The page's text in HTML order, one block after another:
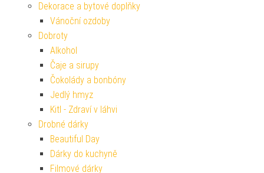
Dekorace a bytové doplňky
Vánoční ozdoby
Dobroty
Alkohol
Čaje a sirupy
Čokolády a bonbóny
Jedlý hmyz
Kitl - Zdraví v láhvi
Drobné dárky
Beautiful Day
Dárky do kuchyně
Filmové dárky